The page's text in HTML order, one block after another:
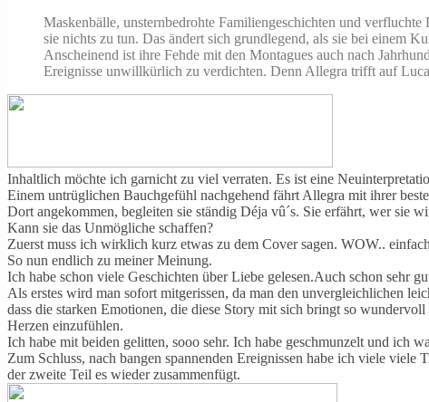
Maskenbälle, unsternbedrohte Familiengeschichten und
sie nichts zu tun. Das ändert sich grundlegend, als sie bei einem
Anscheinend ist ihre Fehde mit den Montagues auch nach
Ereignisse unwillkürlich zu verdichten. Denn Allegra trifft auf
Inhaltlich möchte ich garnicht zu viel verraten. Es ist eine
Einem untrüglichen Bauchgefühl nachgehend fährt Allegra mit ihrer
Dort angekommen, begleiten sie ständig Déja vû´s. Sie erfährt, wer sie
Kann sie das Unmögliche schaffen?
Zuerst muss ich wirklich kurz etwas zu dem Cover sagen. WOW..
So nun endlich zu meiner Meinung.
Ich habe schon viele Geschichten über Liebe gelesen.Auch schon sehr
Als erstes wird man sofort mitgerissen, da man den unvergleichlichen
dass die starken Emotionen, die diese Story mit sich bringt so
Herzen einzufühlen.
Ich habe mit beiden gelitten, sooo sehr. Ich habe geschmunzelt und ich
Zum Schluss, nach bangen spannenden Ereignissen habe ich viele
der zweite Teil es wieder zusammenfügt.